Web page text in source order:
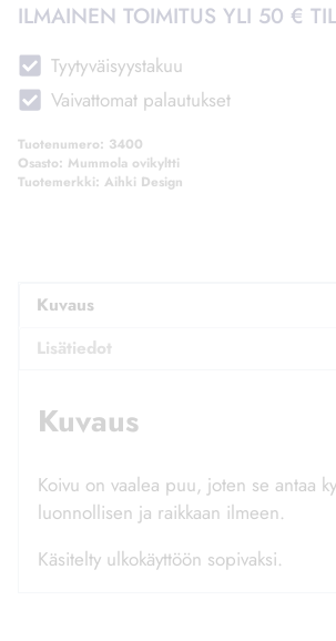
ILMAINEN TOIMITUS YLI 50 €
Tyytyväisyystakuu
Vaivattomat palautukset
Tuotenumero: 3400
Osasto: Mummola ovikyltti
Tuotemerkki: Aihki Design
Kuvaus
Lisätiedot
Kuvaus
Koivu on vaalea puu, joten se antaa
luonnollisen ja raikkaan ilmeen.
Käsitelty ulkokäyttöön sopivaksi.